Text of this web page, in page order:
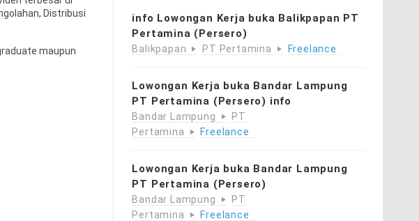
Distribusi
maupun
info Lowongan Kerja buka Balikpapan PT
Pertamina (Persero)
Balikpapan PT Pertamina Freelance
Lowongan Kerja buka Bandar Lampung
PT Pertamina (Persero) info
Bandar Lampung
PT
Pertamina
Freelance
Lowongan Kerja buka Bandar Lampung
PT Pertamina (Persero)
Bandar Lampung
PT
Pertamina
Freelance